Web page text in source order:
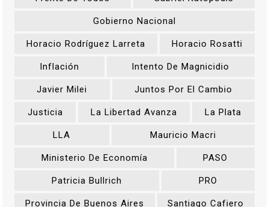
Gobierno Nacional
Horacio Rodríguez Larreta Horacio Rosatti
Inflación Intento De Magnicidio
Javier Milei Juntos Por El Cambio
Justicia La Libertad Avanza La Plata
LLA Mauricio Macri
Ministerio De Economía PASO
Patricia Bullrich PRO
Provincia De Buenos Aires Santiago Cafiero